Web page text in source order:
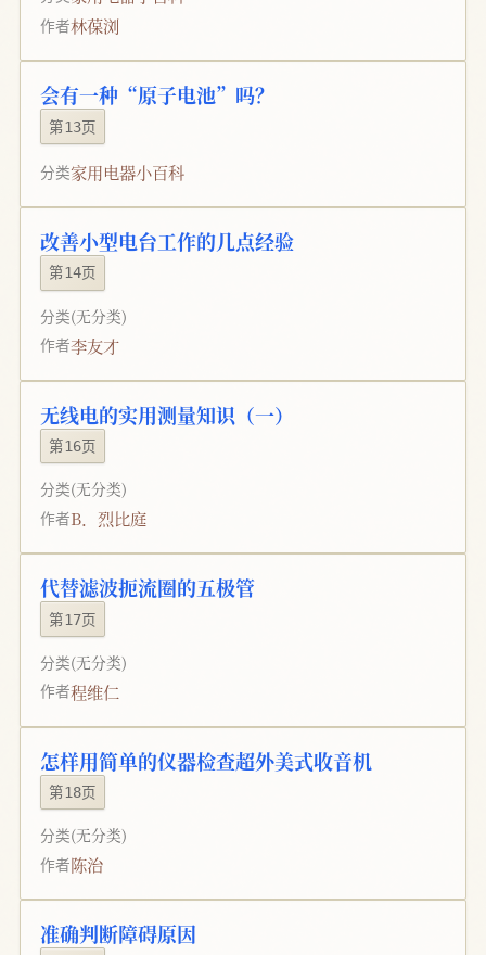
作者林葆浏
会有一种“原子电池”吗？
第13页
分类家用电器小百科
改善小型电台工作的几点经验
第14页
分类(无分类)
作者李友才
无线电的实用测量知识（一）
第16页
分类(无分类)
作者B．烈比庭
代替滤波扼流圈的五极管
第17页
分类(无分类)
作者程维仁
怎样用简单的仪器检查超外美式收音机
第18页
分类(无分类)
作者陈治
准确判断障碍原因